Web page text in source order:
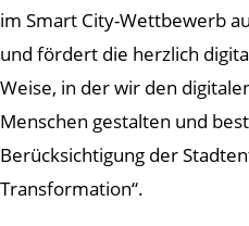
im Smart City-Wettbewerb
und fördert die herzlich
Weise, in der wir den
Menschen gestalten und
Berücksichtigung der
Transformation“.